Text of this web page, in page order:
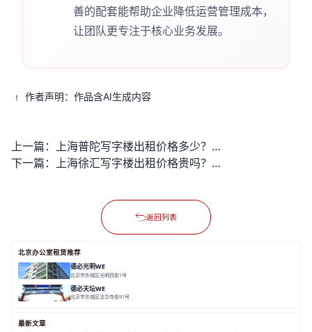
善的配套能帮助企业降低运营管理成本，
让团队更专注于核心业务发展。
作者声明：作品含AI生成内容
上一篇：
上海普陀写字楼出租价格多少？如何快速找到高性价比办公空间？
下一篇：
上海徐汇写字楼出租价格贵吗？如何找到性价比高的办公空间？
返回列表
北京办公室租赁推荐
德必光明WE
北京市东城区光明西街1号
德必天坛WE
北京市东城区法华寺街91号
最新文章